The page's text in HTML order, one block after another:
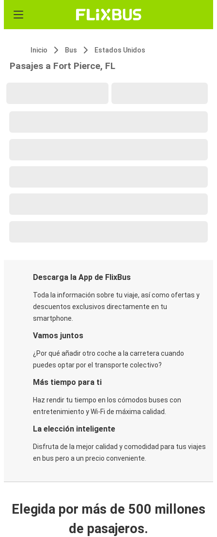
Inicio Bus Estados Unidos
Pasajes a Fort Pierce, FL
Descarga la App de FlixBus
Toda la información sobre tu viaje, así como ofertas y
descuentos exclusivos directamente en tu
smartphone.
Vamos juntos
¿Por qué añadir otro coche a la carretera cuando
puedes optar por el transporte colectivo?
Más tiempo para ti
Haz rendir tu tiempo en los cómodos buses con
entretenimiento y Wi-Fi de máxima calidad.
La elección inteligente
Disfruta de la mejor calidad y comodidad para tus viajes
en bus pero a un precio conveniente.
Elegida por más de 500 millones
de pasajeros.